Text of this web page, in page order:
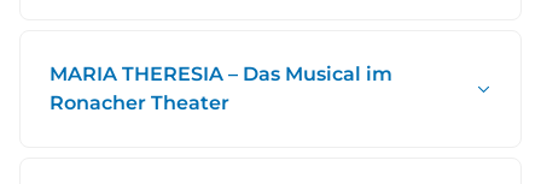
MARIA THERESIA – Das Musical im
Ronacher Theater